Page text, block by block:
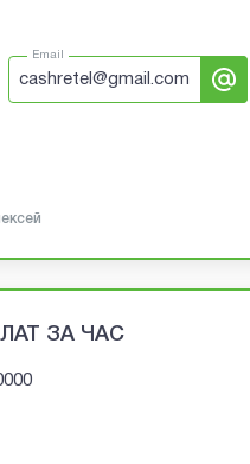
Email
cashretel@gmail.com
ЗА ЧАС